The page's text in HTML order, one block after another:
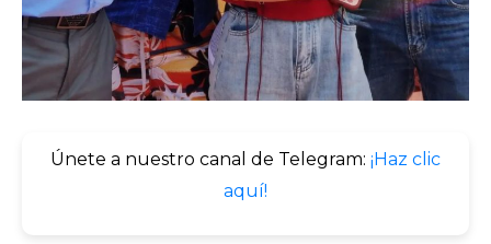
Únete a nuestro canal de Telegram: ¡Haz clic
aquí!